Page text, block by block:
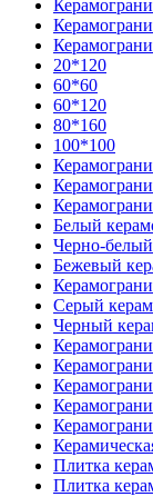
20*120
60*60
60*120
80*160
100*100
Белый
Черно-
Бежевый
Серый
Черный
Плитка
Плитка